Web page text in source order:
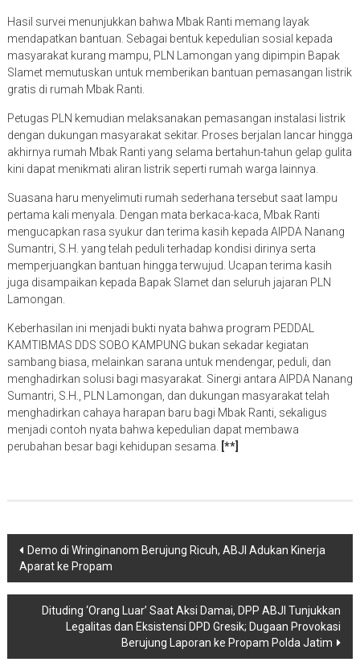
Hasil survei menunjukkan bahwa Mbak Ranti memang layak
mendapatkan bantuan. Sebagai bentuk kepedulian sosial kepada
masyarakat kurang mampu, PLN Lamongan yang dipimpin Bapak
Slamet memutuskan untuk memberikan bantuan pemasangan listrik
gratis di rumah Mbak Ranti.
Petugas PLN kemudian melaksanakan pemasangan instalasi listrik
dengan dukungan masyarakat sekitar. Proses berjalan lancar hingga
akhirnya rumah Mbak Ranti yang selama bertahun-tahun gelap gulita
kini dapat menikmati aliran listrik seperti rumah warga lainnya.
Suasana haru menyelimuti rumah sederhana tersebut saat lampu
pertama kali menyala. Dengan mata berkaca-kaca, Mbak Ranti
mengucapkan rasa syukur dan terima kasih kepada AIPDA Nanang
Sumantri, S.H. yang telah peduli terhadap kondisi dirinya serta
memperjuangkan bantuan hingga terwujud. Ucapan terima kasih
juga disampaikan kepada Bapak Slamet dan seluruh jajaran PLN
Lamongan.
Keberhasilan ini menjadi bukti nyata bahwa program PEDDAL
KAMTIBMAS DDS SOBO KAMPUNG bukan sekadar kegiatan
sambang biasa, melainkan sarana untuk mendengar, peduli, dan
menghadirkan solusi bagi masyarakat. Sinergi antara AIPDA Nanang
Sumantri, S.H., PLN Lamongan, dan dukungan masyarakat telah
menghadirkan cahaya harapan baru bagi Mbak Ranti, sekaligus
menjadi contoh nyata bahwa kepedulian dapat membawa
perubahan besar bagi kehidupan sesama.
[**]
Navigasi
pos
Demo di Wringinanom Berujung Ricuh, ABJI Adukan Kinerja
Aparat ke Propam
Dituding ‘Orang Luar’ Saat Aksi Damai, DPP ABJI Tunjukkan
Legalitas dan Eksistensi DPD Gresik; Dugaan Provokasi
Berujung Laporan ke Propam Polda Jatim